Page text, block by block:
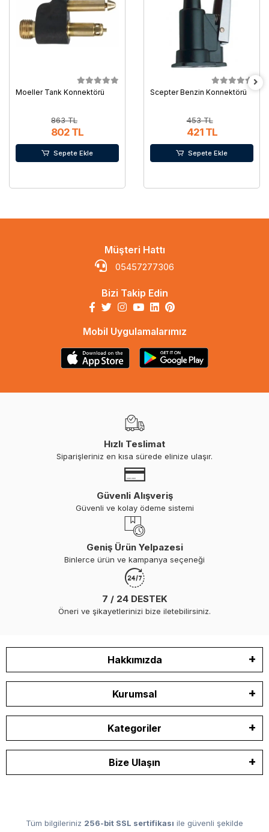
Moeller Tank Konnektörü
863 TL
802 TL
Sepete Ekle
Scepter Benzin Konnektörü
453 TL
421 TL
Sepete Ekle
Müşteri Hattı
05457277306
Bizi Takip Edin
Mobil Uygulamalarımız
Hızlı Teslimat
Siparişleriniz en kısa sürede elinize ulaşır.
Güvenli Alışveriş
Güvenli ve kolay ödeme sistemi
Geniş Ürün Yelpazesi
Binlerce ürün ve kampanya seçeneği
7 / 24 DESTEK
Öneri ve şikayetlerinizi bize iletebilirsiniz.
Hakkımızda
Kurumsal
Kategoriler
Bize Ulaşın
Tüm bilgileriniz 256-bit SSL sertifikası ile güvenli şekilde